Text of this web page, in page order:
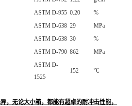
ASTM D-955 0.20 %
ASTM D-638 29
MPa
ASTM D-638 30
%
ASTM D-790 862 MPa
ASTM D-
1525
152 ℃
，无论大小箱，都能有超卓的耐冲击性能，